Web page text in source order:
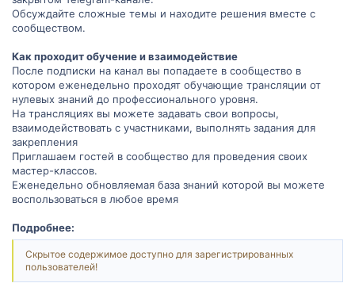
Обсуждайте сложные темы и находите решения вместе с
сообществом.
Как проходит обучение и взаимодействие
После подписки на канал вы попадаете в сообщество в
котором еженедельно проходят обучающие трансляции от
нулевых знаний до профессионального уровня.
На трансляциях вы можете задавать свои вопросы,
взаимодействовать с участниками, выполнять задания для
закрепления
Приглашаем гостей в сообщество для проведения своих
мастер-классов.
Еженедельно обновляемая база знаний которой вы можете
воспользоваться в любое время
Подробнее:
Скрытое содержимое доступно для зарегистрированных
пользователей!